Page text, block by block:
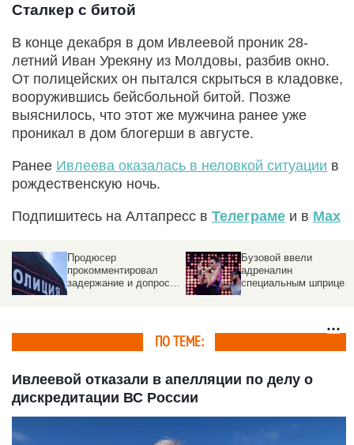
Сталкер с битой
В конце декабря в дом Ивлеевой проник 28-
летний Иван Урекяну из Молдовы, разбив окно.
От полицейских он пытался скрыться в кладовке,
вооружившись бейсбольной битой. Позже
выяснилось, что этот же мужчина ранее уже
проникал в дом блогерши в августе.
Ранее Ивлеева оказалась в неловкой ситуации в
рождественскую ночь.
Подпишитесь на Алтапресс в Телеграме и в Max
Бузовой ввели
адреналин
специальным шприцем
Разразился матерный
скандал на премии
звезд шансона
ПО ТЕМЕ:
Ивлеевой отказали в апелляции по делу о
дискредитации ВС России